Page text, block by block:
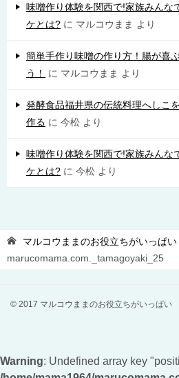
味噌作り体験を関西で!家族みんな
ケとは? に マルコウまま より
簡単手作り味噌の作り方！腸が喜
う！
に マルコウまま より
発酵食品福井県の伝統料理へしこ
作る に 今松 より
味噌作り体験を関西で!家族みんな
ケとは? に 今松 より
マルコウままのお役立ちがいっぱい
marucomama.com._tamagoyaki_25
© 2017 マルコウままのお役立ちがいっぱい
Warning: Undefined array key